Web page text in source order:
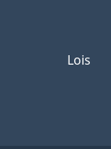
Lois